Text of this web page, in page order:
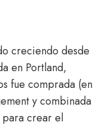
creciendo desde
en Portland,
fue comprada (en
y combinada
para crear el